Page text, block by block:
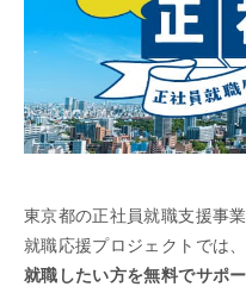
東京都の正社員就職支援事
就職応援プロジェクトでは、
就職したい方を無料でサポ